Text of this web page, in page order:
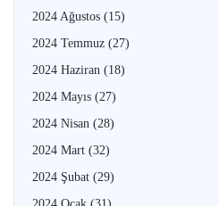
2024 Ağustos (15)
2024 Temmuz (27)
2024 Haziran (18)
2024 Mayıs (27)
2024 Nisan (28)
2024 Mart (32)
2024 Şubat (29)